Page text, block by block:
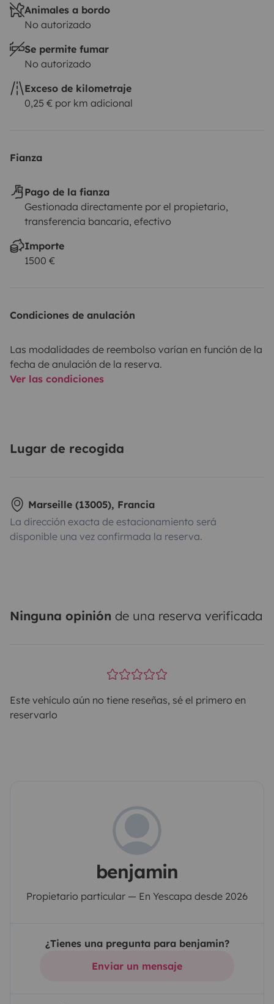
Animales a bordo
No autorizado
Se permite fumar
No autorizado
Exceso de kilometraje
0,25 € por km adicional
Fianza
Pago de la fianza
Gestionada directamente por el propietario,
transferencia bancaria, efectivo
Importe
1500 €
Condiciones de anulación
Las modalidades de reembolso varían en función de la
fecha de anulación de la reserva.
Ver las condiciones
Lugar de recogida
Marseille (13005), Francia
La dirección exacta de estacionamiento será
disponible una vez confirmada la reserva.
Ninguna opinión de una reserva verificada
Este vehículo aún no tiene reseñas, sé el primero en
reservarlo
benjamin
Propietario particular — En Yescapa desde 2026
¿Tienes una pregunta para benjamin?
Enviar un mensaje